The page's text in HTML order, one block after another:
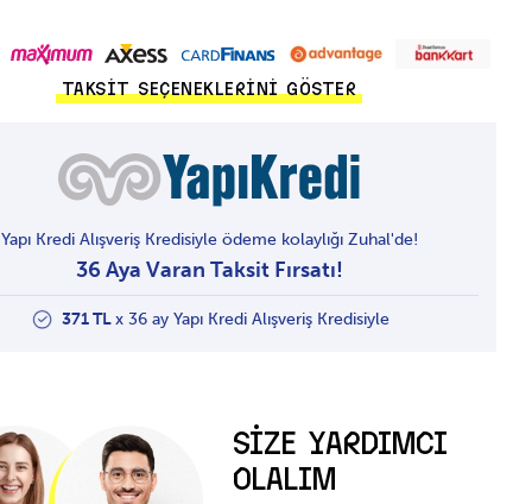
TAKSİT SEÇENEKLERİNİ GÖSTER
Yapı Kredi Alışveriş Kredisiyle ödeme kolaylığı Zuhal'de!
36 Aya Varan Taksit Fırsatı!
371 TLx 36 ay Yapı Kredi Alışveriş Kredisiyle
SİZE YARDIMCI
OLALIM